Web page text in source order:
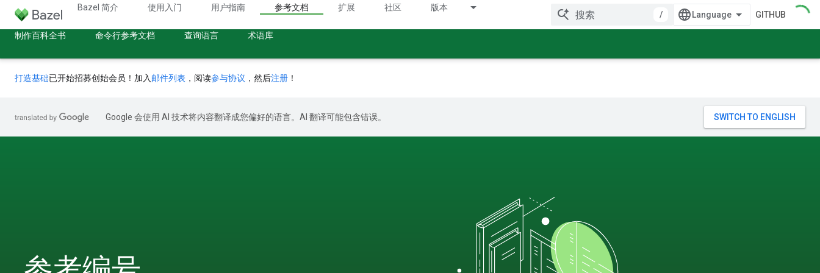
Bazel 简介 使用入门 用户指南 参考文档 扩展 社区 版本
/ GITHUB
制作百科全书 命令行参考文档 查询语言 术语库
打造基础已开始招募创始会员！加入 邮件列表 ，阅读参与协议 ，然后注册 ！
Google 会使用 AI 技术将内容翻译成您偏好的语言。AI 翻译可能包含错误。